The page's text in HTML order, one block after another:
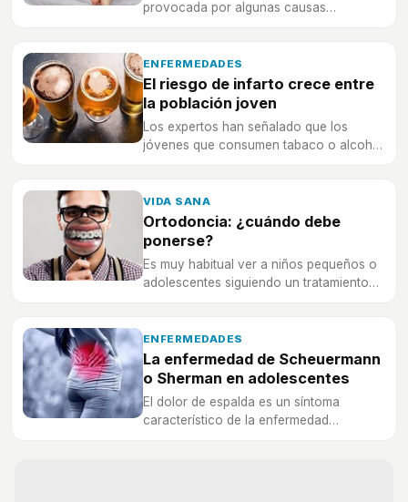
provocada por algunas causas
ENFERMEDADES
El riesgo de infarto crece entre
la población joven
Los expertos han señalado que los
jóvenes que consumen tabaco o alcohol
VIDA SANA
Ortodoncia: ¿cuándo debe
ponerse?
Es muy habitual ver a niños pequeños o
adolescentes siguiendo un tratamiento
ENFERMEDADES
La enfermedad de Scheuermann
o Sherman en adolescentes
El dolor de espalda es un síntoma
característico de la enfermedad